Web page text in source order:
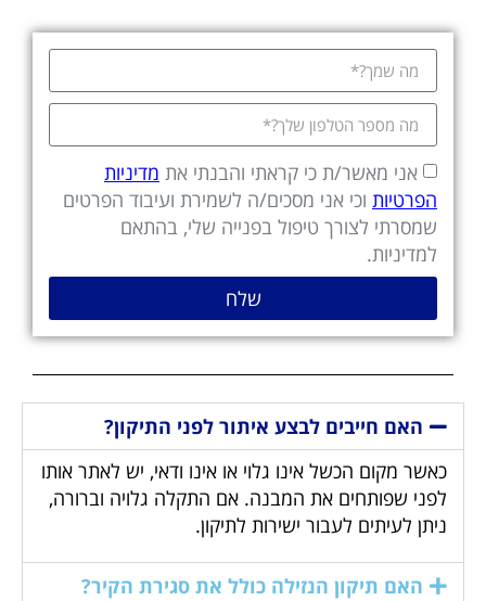
אני מאשר/ת כי קראתי והבנתי את מדיניות
הפרטיות וכי אני מסכים/ה לשמירת ועיבוד הפרטים
שמסרתי לצורך טיפול בפנייה שלי, בהתאם
למדיניות.
שלח
האם חייבים לבצע איתור לפני התיקון?
כאשר מקום הכשל אינו גלוי או אינו ודאי, יש לאתר אותו
לפני שפותחים את המבנה. אם התקלה גלויה וברורה,
ניתן לעיתים לעבור ישירות לתיקון.
האם תיקון הנזילה כולל את סגירת הקיר?